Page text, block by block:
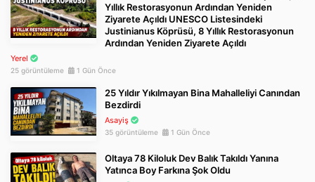
Yıllık Restorasyonun Ardından Yeniden
Ziyarete Açıldı UNESCO Listesindeki
Justinianus Köprüsü, 8 Yıllık Restorasyonun
Ardından Yeniden Ziyarete Açıldı
Yerel
25 görüntüleme 1 Gün Önce
25 Yıldır Yıkılmayan Bina Mahalleliyi Canından
Bezdirdi
Asayiş
35 görüntüleme 1 Gün Önce
Oltaya 78 Kiloluk Dev Balık Takıldı Yanına
Yatınca Boy Farkına Şok Oldu